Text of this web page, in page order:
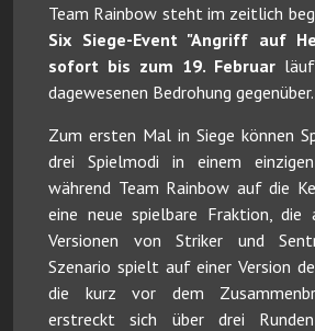
Team Rainbow steht im zeitlich
Six Siege-Event "Angriff auf
sofort bis zum 19. Februar
dagewesenen Bedrohung gegenüber.
Zum ersten Mal in Siege können
drei Spielmodi in einem
während Team Rainbow auf die
eine neue spielbare Fraktion, die
Versionen von Striker und
Szenario spielt auf einer Version
die kurz vor dem
erstreckt sich über drei